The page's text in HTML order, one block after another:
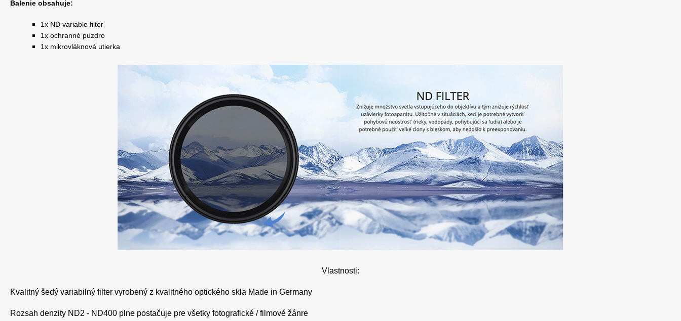
Balenie obsahuje:
1x ND variable filter
1x ochranné puzdro
1x mikrovláknová utierka
Vlastnosti:
Kvalitný šedý variabilný filter vyrobený z kvalitného optického skla Made in Germany
Rozsah denzity ND2 - ND400 plne postačuje pre všetky fotografické / filmové žánre